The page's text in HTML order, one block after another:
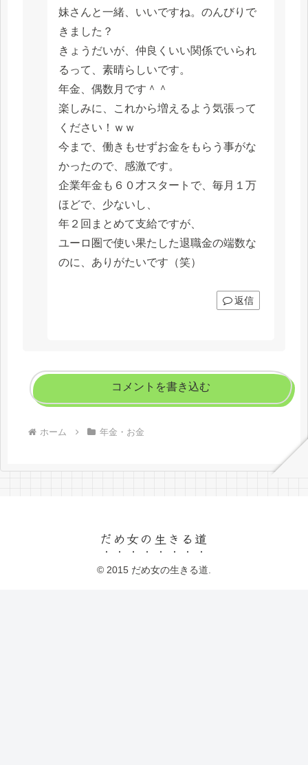
妹さんと一緒、いいですね。のんびりで
きました？
きょうだいが、仲良くいい関係でいられ
るって、素晴らしいです。
年金、偶数月です＾＾
楽しみに、これから増えるよう気張って
ください！ｗｗ
今まで、働きもせずお金をもらう事がな
かったので、感激です。
企業年金も６０才スタートで、毎月１万
ほどで、少ないし、
年２回まとめて支給ですが、
ユーロ圏で使い果たした退職金の端数な
のに、ありがたいです（笑）
返信
コメントを書き込む
ホーム 年金・お金
だめ女の生きる道
© 2015 だめ女の生きる道.